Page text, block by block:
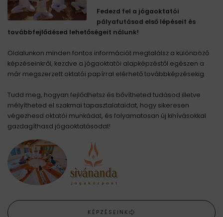
Fedezd fel a jógaoktatói
pályafutásod első lépéseit és
továbbfejlődésed lehetőségeit nálunk!
Oldalunkon minden fontos információt megtalálsz a különböző
képzéseinkről, kezdve a jógaoktatói alapképzéstől egészen a
már megszerzett oktatói papírral elérhető továbbképzésekig.
Tudd meg, hogyan fejlődhetsz és bővítheted tudásod illetve
mélyítheted el szakmai tapasztalataidat, hogy sikeresen
végezhesd oktatói munkádat, és folyamatosan új kihívásokkal
gazdagíthasd jógaoktatásodat!
KÉPZÉSEINK